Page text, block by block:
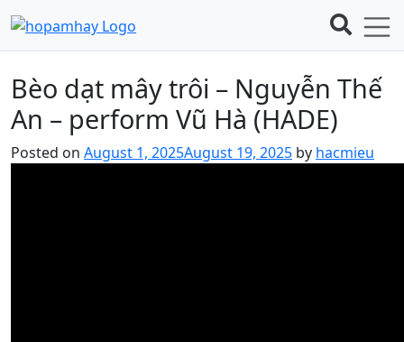
Bèo dạt mây trôi – Nguyễn Thế
An – perform Vũ Hà (HADE)
Posted on August 1, 2025August 19, 2025 by hacmieu